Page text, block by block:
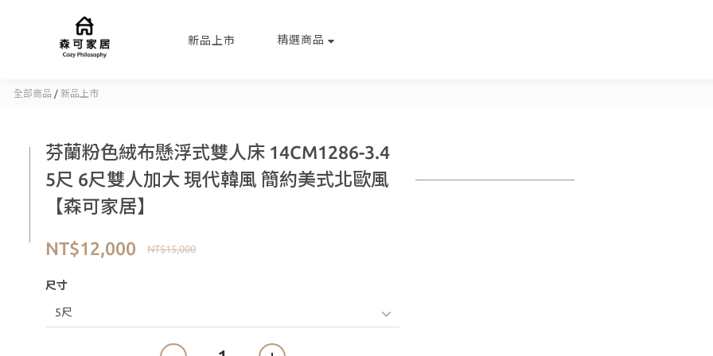
新品上市 精選商品
全部商品 / 新品上市
芬蘭粉色絨布懸浮式雙人床 14CM1286-3.4
5尺 6尺雙人加大 現代韓風 簡約美式北歐風
【森可家居】
NT$15,000
NT$12,000
尺寸